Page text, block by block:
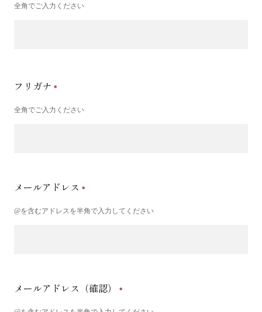
全角でご入力ください
フリガナ
全角でご入力ください
メールアドレス
@を含むアドレスを半角で入力してください
メールアドレス（確認）